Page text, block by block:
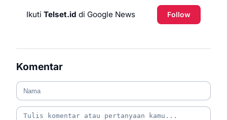
Ikuti Telset.id di Google News Follow
Komentar